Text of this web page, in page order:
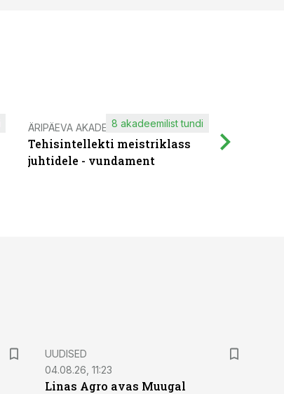
ÄRIPÄEVA AKADEEMIA
Tehisintellekti meistriklass
juhtidele - vundament
8 akadeemilist tundi
UUDISED
04.08.26, 11:23
Linas Agro avas Muugal